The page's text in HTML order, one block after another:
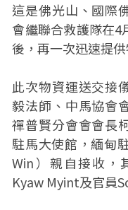
這是佛光山、國際
會繼聯合救護隊在4
後，再一次迅速提供
此次物資運送交接
毅法師、中馬協會
禪普賢分會會會長
駐馬大使館，緬甸
Win）親自接收，
Kyaw Myint及官員